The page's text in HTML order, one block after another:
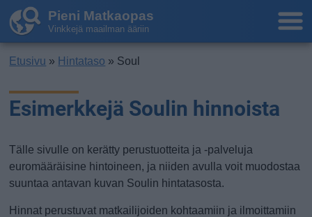
Pieni Matkaopas
Vinkkejä maailman ääriin
Etusivu » Hintataso » Soul
Esimerkkejä Soulin hinnoista
Tälle sivulle on kerätty perustuotteita ja -palveluja
euromääräisine hintoineen, ja niiden avulla voit muodostaa
suuntaa antavan kuvan Soulin hintatasosta.
Hinnat perustuvat matkailijoiden kohtaamiin ja ilmoittamiin